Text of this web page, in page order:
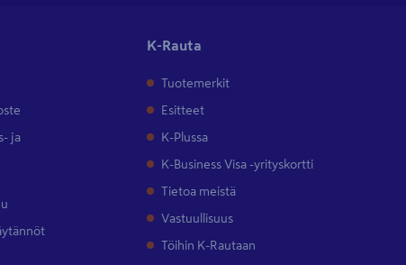
ja
K-Rauta
Tuotemerkit
Esitteet
K-Plussa
K-Business Visa -yrityskortti
Tietoa meistä
Vastuullisuus
Töihin K-Rautaan